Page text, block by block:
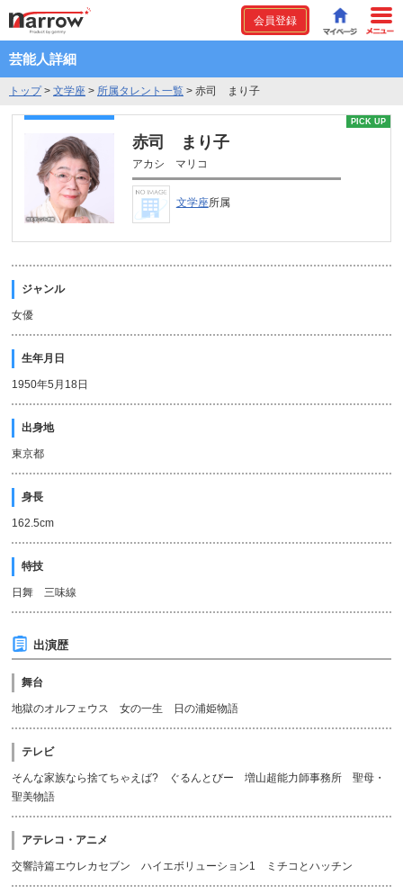
会員登録
芸能人詳細
トップ> 文学座 > 所属タレント一覧 > 赤司 まり子
PICK UP
赤司 まり子
アカシ マリコ
文学座所属
ジャンル
女優
生年月日
1950年5月18日
出身地
東京都
身長
162.5cm
特技
日舞 三味線
出演歴
舞台
地獄のオルフェウス 女の一生 日の浦姫物語
テレビ
そんな家族なら捨てちゃえば? ぐるんとびー 増山超能力師事務所 聖母・
聖美物語
アテレコ・アニメ
交響詩篇エウレカセブン ハイエボリューション1 ミチコとハッチン